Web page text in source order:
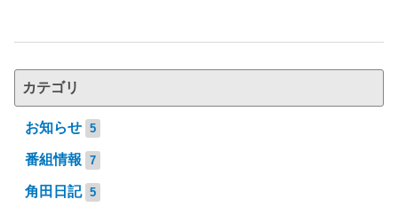
カテゴリ
お知らせ 5
番組情報 7
角田日記 5